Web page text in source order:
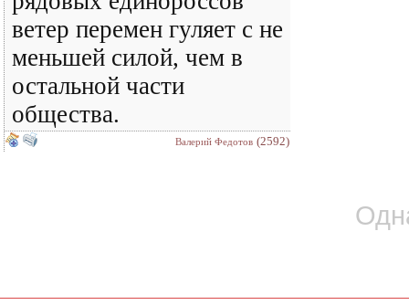
ветер перемен гуляет с не
меньшей силой, чем в
остальной части
общества.
Валерий Федотов (2592)